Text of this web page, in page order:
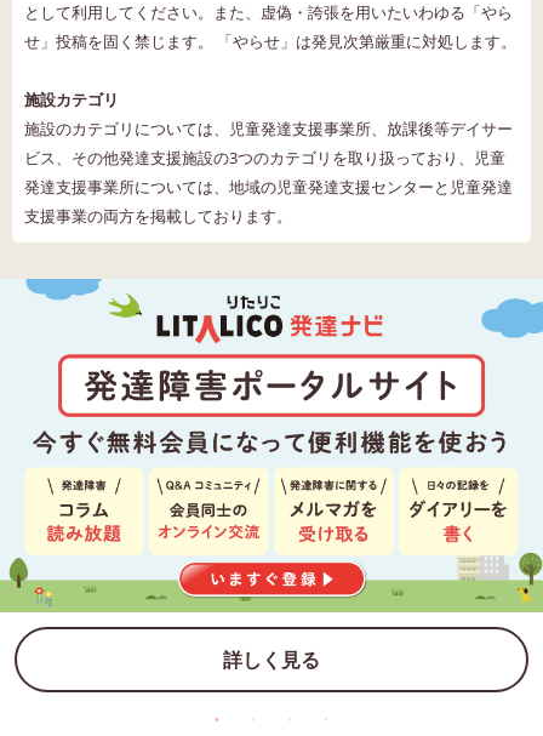
として利用してください。また、虚偽・誇張を用いたいわゆる「やら
せ」投稿を固く禁じます。 「やらせ」は発見次第厳重に対処します。
施設カテゴリ
施設のカテゴリについては、児童発達支援事業所、放課後等デイサー
ビス、その他発達支援施設の3つのカテゴリを取り扱っており、児童
発達支援事業所については、地域の児童発達支援センターと児童発達
支援事業の両方を掲載しております。
詳しく見る